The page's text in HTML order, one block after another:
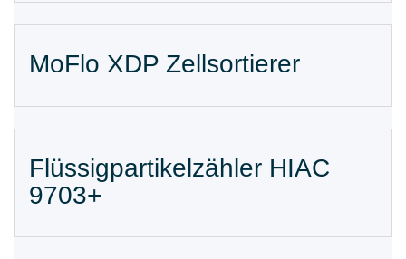
MoFlo XDP Zellsortierer
Flüssigpartikelzähler HIAC
9703+